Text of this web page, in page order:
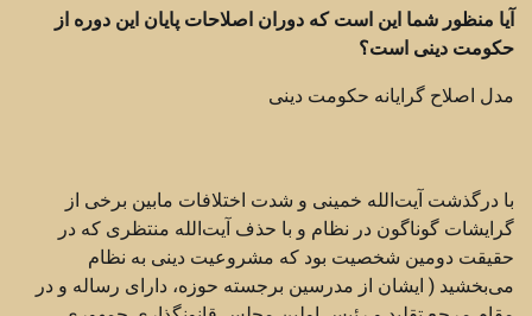
آیا منظور شما این است که دوران اصلاحات پایان این دوره از
حکومت دینی است؟
مدل اصلاح گرایانه حکومت دینی
با درگذشت آیت‌الله خمینی و شدت اختلافات مابین برخی از
گرایشات گوناگون در نظام و با حذف آیت‌الله منتظری که در
حقیقت دومین شخصیت بود که مشروعیت دینی به نظام
می‌بخشید ( ایشان از مدرسین برجسته حوزه، دارای رساله و در